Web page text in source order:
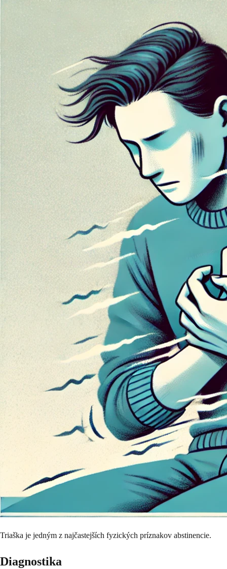
Triaška je jedným z najčastejších fyzických príznakov abstinencie.
Diagnostika